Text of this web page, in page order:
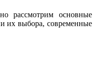
рассмотрим основные
их выбора, современные